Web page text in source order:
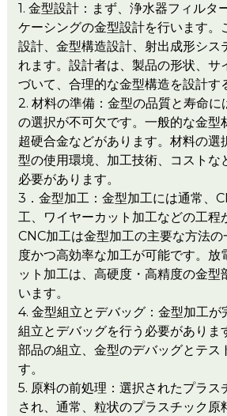
1. 金型設計：まず、浄水器フィルタ
ケーシングの金型設計を行います。
設計、金型構造設計、射出成形シス
れます。設計者は、製品の形状、サ
づいて、合理的な金型構造を設計す
2. 材料の準備：金型の品質と寿命に
の選択が不可欠です。一般的な金型
超硬合金などがあります。材料の選
型の使用環境、加工技術、コストな
必要があります。
3．金型加工：金型加工には通常、
工、ワイヤーカット加工などの工程
CNC加工は金型加工の主要な方法
度かつ高効率な加工が可能です。放
ット加工は、高硬度・高精度の金型
います。
4. 金型組立とデバッグ：金型加工が
組立とデバッグを行う必要がありま
部品の組立、金型のデバッグとテス
す。
5. 原料の前処理：選択されたプラス
され、通常、粒状のプラスチック原